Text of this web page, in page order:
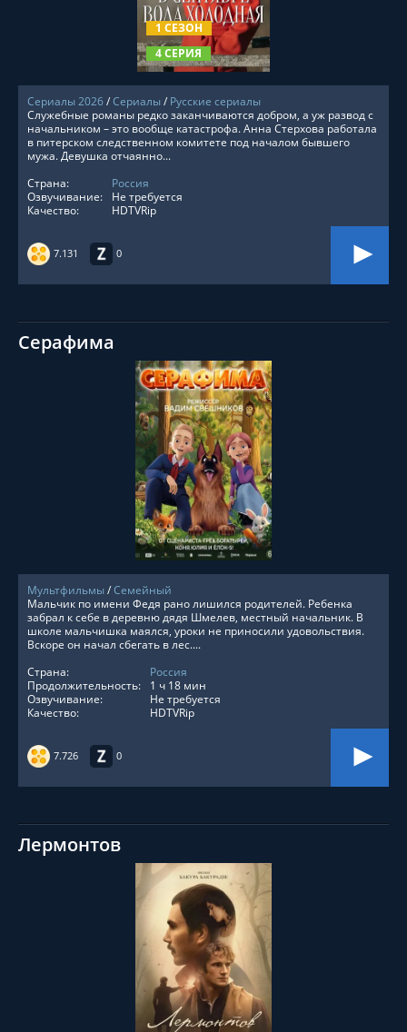
1 СЕЗОН
4 СЕРИЯ
Сериалы 2026/Сериалы/ Русские сериалы
7.131 0
Служебные романы редко заканчиваются добром, а уж развод с
начальником – это вообще катастрофа. Анна Стерхова работала
в питерском следственном комитете под началом бывшего
мужа. Девушка отчаянно...
Страна:
Россия
Озвучивание:
Не требуется
Качество:
HDTVRip
Серафима
СМОТРЕТЬ ОНЛАЙН
Мультфильмы/Семейный
7.726 0
Мальчик по имени Федя рано лишился родителей. Ребенка
забрал к себе в деревню дядя Шмелев, местный начальник. В
школе мальчишка маялся, уроки не приносили удовольствия.
Вскоре он начал сбегать в лес....
Страна:
Россия
Продолжительность:
1 ч 18 мин
Озвучивание:
Не требуется
Качество:
HDTVRip
Лермонтов
СМОТРЕТЬ ОНЛАЙН